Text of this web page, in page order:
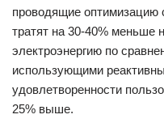
проводящие оптимизацию
тратят на 30-40% меньше
электроэнергию по
использующими
удовлетворенности
25% выше.